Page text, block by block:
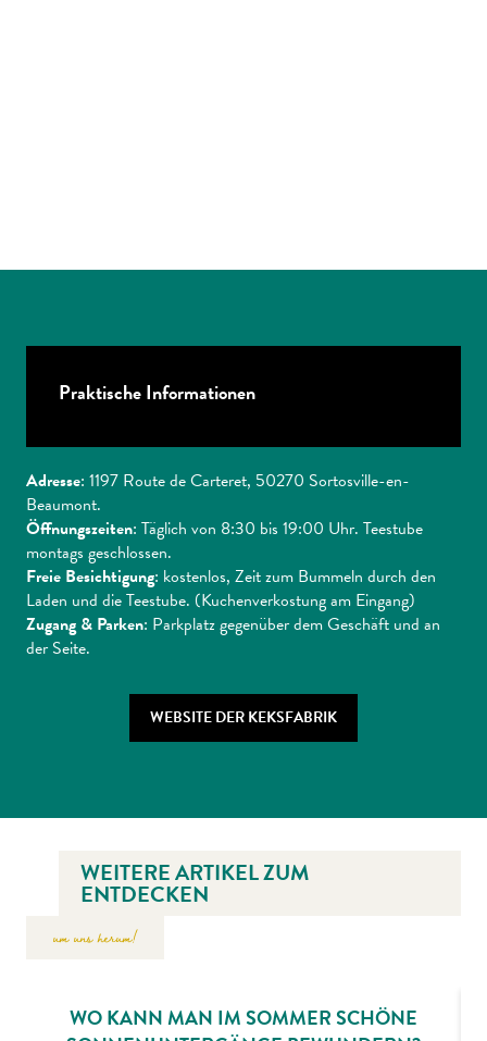
Praktische Informationen
Adresse: 1197 Route de Carteret, 50270 Sortosville-en-
Beaumont.
Öffnungszeiten: Täglich von 8:30 bis 19:00 Uhr. Teestube
montags geschlossen.
Freie Besichtigung: kostenlos, Zeit zum Bummeln durch den
Laden und die Teestube. (Kuchenverkostung am Eingang)
Zugang & Parken: Parkplatz gegenüber dem Geschäft und an
der Seite.
WEBSITE DER KEKSFABRIK
WEITERE ARTIKEL ZUM
ENTDECKEN
um uns herum!
WO KANN MAN IM SOMMER SCHÖNE